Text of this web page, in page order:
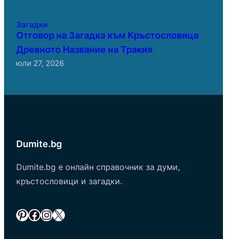
Загадки
Отговор на Загадка към Кръстословица
Древното Название на Тракия
юли 27, 2026
Dumite.bg
Dumite.bg е онлайн справочник за думи,
кръстословици и загадки.
Pinterest Facebook InstagramX